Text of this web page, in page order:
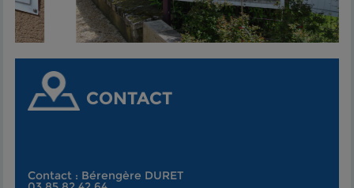
CONTACT
Contact : Bérengère DURET